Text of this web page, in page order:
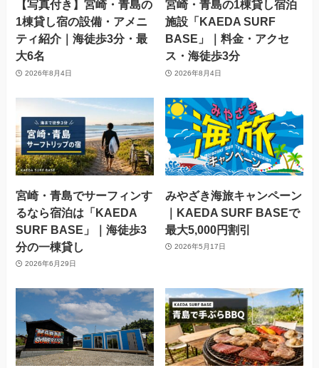
【写真付き】宮崎・青島の
1棟貸し宿の設備・アメニ
ティ紹介｜海徒歩3分・最
大6名
2026年8月4日
宮崎・青島の1棟貸し宿泊
施設「KAEDA SURF
BASE」｜料金・アクセ
ス・海徒歩3分
2026年8月4日
宮崎・青島でサーフィンす
るなら宿泊は「KAEDA
SURF BASE」｜海徒歩3
分の一棟貸し
2026年6月29日
みやざき海旅キャンペーン
｜KAEDA SURF BASEで
最大5,000円割引
2026年5月17日